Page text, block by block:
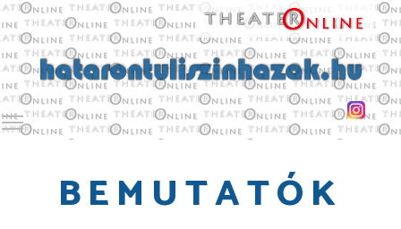
Toggle main menu visibility
BEMUTATÓK